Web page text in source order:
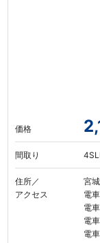
価格
間取り
住所／
アクセス
宮
電
電
電
電